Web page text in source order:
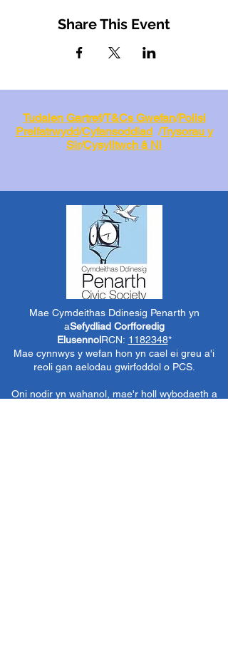
Share This Event
Tudalen Gartref/T&Cs Gwefan/Polisi
Preifatrwydd/Cyfansoddiad/Trysorau y
Sir/Cysylltwch â Ni
Mae Cymdeithas Ddinesig Penarth yn
aSefydliad Corfforedig
ElusennolRCN: 1182348*
Mae cynnwys y wefan hon yn cael ei greu a'i
reoli gan aelodau gwirfoddol o PCS.
Oni nodir yn wahanol, mae'r holl wybodaeth a